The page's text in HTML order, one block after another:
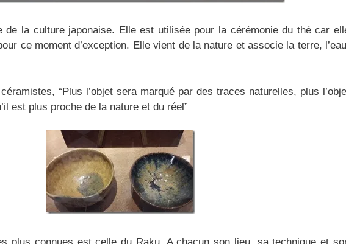
de la culture japonaise. Elle est utilisée pour la cérémonie du thé car
ce moment d’exception. Elle vient de la nature et associe la terre,
“Plus l’objet sera marqué par des traces naturelles, plus
est plus proche de la nature et du réel”
plus connues est celle du Raku. A chacun son lieu, sa technique et